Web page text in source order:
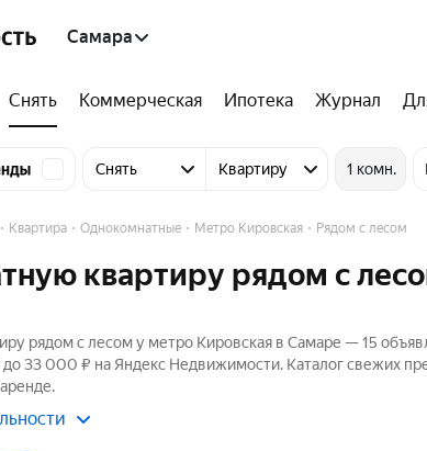
Самара
Снять Коммерческая Ипотека Журнал
Снять Квартиру 1 комн.
Квартира Однокомнатные Метро Кировская Рядом с лесом
квартиру рядом с
рядом с лесом у метро Кировская в Самаре — 15
33 000 ₽ на Яндекс Недвижимости. Каталог свежих